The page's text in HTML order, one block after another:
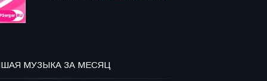
МУЗЫКА ЗА МЕСЯЦ